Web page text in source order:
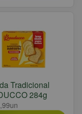
Tradicional
284g
un